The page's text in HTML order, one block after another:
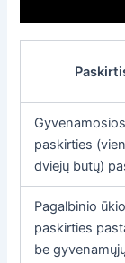
Gyvenamosios
paskirties
dviejų butų)
Pagalbinio ūkio
paskirties
be